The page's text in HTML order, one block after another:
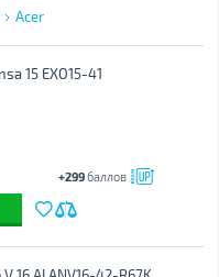
Acer
15 EXO15-41
+299баллов